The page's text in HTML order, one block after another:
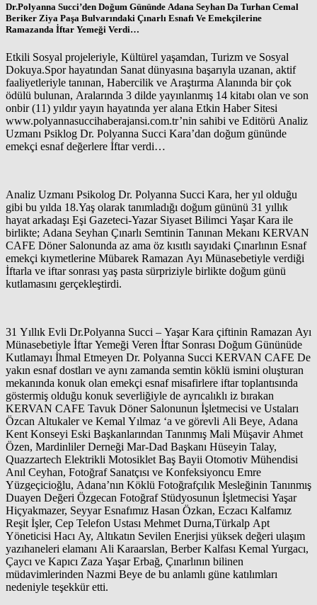
Dr.Polyanna Succi’den Doğum Gününde Adana Seyhan Da Turhan Cemal
Beriker Ziya Paşa Bulvarındaki Çınarlı Esnafı Ve Emekçilerine
Ramazanda İftar Yemeği Verdi…
Etkili Sosyal projeleriyle, Kültürel yaşamdan, Turizm ve Sosyal
Dokuya.Spor hayatından Sanat dünyasına başarıyla uzanan, aktif
faaliyetleriyle tanınan, Habercilik ve Araştırma Alanında bir çok
ödülü bulunan, Aralarında 3 dilde yayınlanmış 14 kitabı olan ve son
onbir (11) yıldır yayın hayatında yer alana Etkin Haber Sitesi
www.polyannasuccihaberajansi.com.tr’nin sahibi ve Editörü Analiz
Uzmanı Psiklog Dr. Polyanna Succi Kara’dan doğum gününde
emekçi esnaf değerlere İftar verdi…
Analiz Uzmanı Psikolog Dr. Polyanna Succi Kara, her yıl olduğu
gibi bu yılda 18.Yaş olarak tanımladığı doğum gününü 31 yıllık
hayat arkadaşı Eşi Gazeteci-Yazar Siyaset Bilimci Yaşar Kara ile
birlikte; Adana Seyhan Çınarlı Semtinin Tanınan Mekanı KERVAN
CAFE Döner Salonunda az ama öz kısıtlı sayıdaki Çınarlının Esnaf
emekçi kıymetlerine Mübarek Ramazan Ayı Münasebetiyle verdiği
İftarla ve iftar sonrası yaş pasta sürpriziyle birlikte doğum günü
kutlamasını gerçekleştirdi.
31 Yıllık Evli Dr.Polyanna Succi – Yaşar Kara çiftinin Ramazan Ayı
Münasebetiyle İftar Yemeği Veren İftar Sonrası Doğum Gününüde
Kutlamayı İhmal Etmeyen Dr. Polyanna Succi KERVAN CAFE De
yakın esnaf dostları ve aynı zamanda semtin köklü ismini oluşturan
mekanında konuk olan emekçi esnaf misafirlere iftar toplantısında
göstermiş olduğu konuk severliğiyle de ayrıcalıklı iz bırakan
KERVAN CAFE Tavuk Döner Salonunun İşletmecisi ve Ustaları
Özcan Altukaler ve Kemal Yılmaz ‘a ve görevli Ali Beye, Adana
Kent Konseyi Eski Başkanlarından Tanınmış Mali Müşavir Ahmet
Özen, Mardinliler Derneği Mar-Dad Başkanı Hüseyin Talay,
Quazzartech Elektrikli Motosiklet Baş Bayii Otomotiv Mühendisi
Anıl Ceyhan, Fotoğraf Sanatçısı ve Konfeksiyoncu Emre
Yüzgeçicioğlu, Adana’nın Köklü Fotoğrafçılık Mesleğinin Tanınmış
Duayen Değeri Özgecan Fotoğraf Stüdyosunun İşletmecisi Yaşar
Hiçyakmazer, Seyyar Esnafımız Hasan Özkan, Eczacı Kalfamız
Reşit İşler, Cep Telefon Ustası Mehmet Durna,Türkalp Apt
Yöneticisi Hacı Ay, Altıkatın Sevilen Enerjisi yüksek değeri ulaşım
yazıhaneleri elamanı Ali Karaarslan, Berber Kalfası Kemal Yurgacı,
Çaycı ve Kapıcı Zaza Yaşar Erbağ, Çınarlının bilinen
müdavimlerinden Nazmi Beye de bu anlamlı güne katılımları
nedeniyle teşekkür etti.